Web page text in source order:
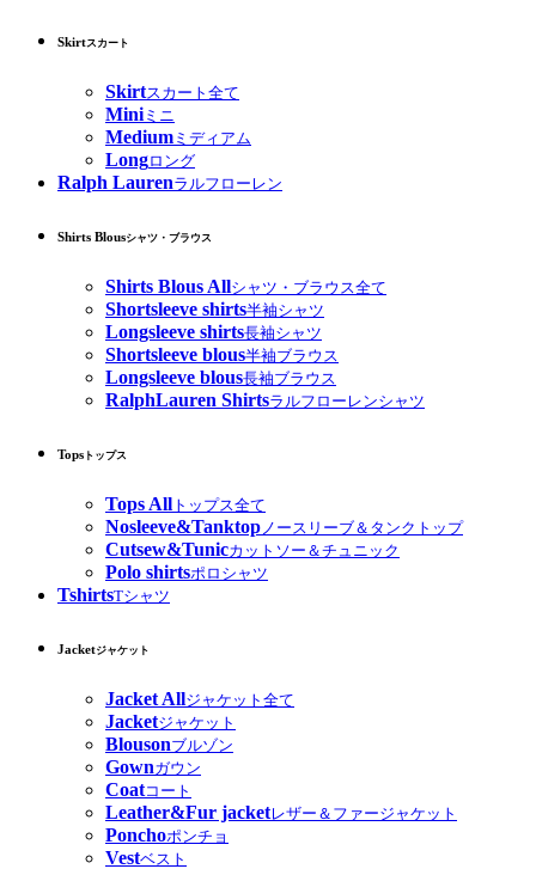
Skirtスカート
Skirtスカート全て
Miniミニ
Medium ミディアム
Longロング
Ralph Laurenラルフローレン
Shirts Blousシャツ・ブラウス
Shirts Blous Allシャツ・ブラウス全て
Shortsleeve shirts半袖シャツ
Longsleeve shirts長袖シャツ
Shortsleeve blous半袖ブラウス
Longsleeve blous長袖ブラウス
RalphLauren Shirtsラルフローレンシャツ
Tops トップス
Tops All トップス全て
Nosleeve&Tanktop ノースリーブ＆タンクトップ
Cutsew&Tunicカットソー＆チュニック
Polo shirtsポロシャツ
TshirtsTシャツ
Jacketジャケット
Jacket Allジャケット全て
Jacketジャケット
Blousonブルゾン
Gownガウン
Coatコート
Leather&Fur jacketレザー＆ファージャケット
Ponchoポンチョ
Vestベスト